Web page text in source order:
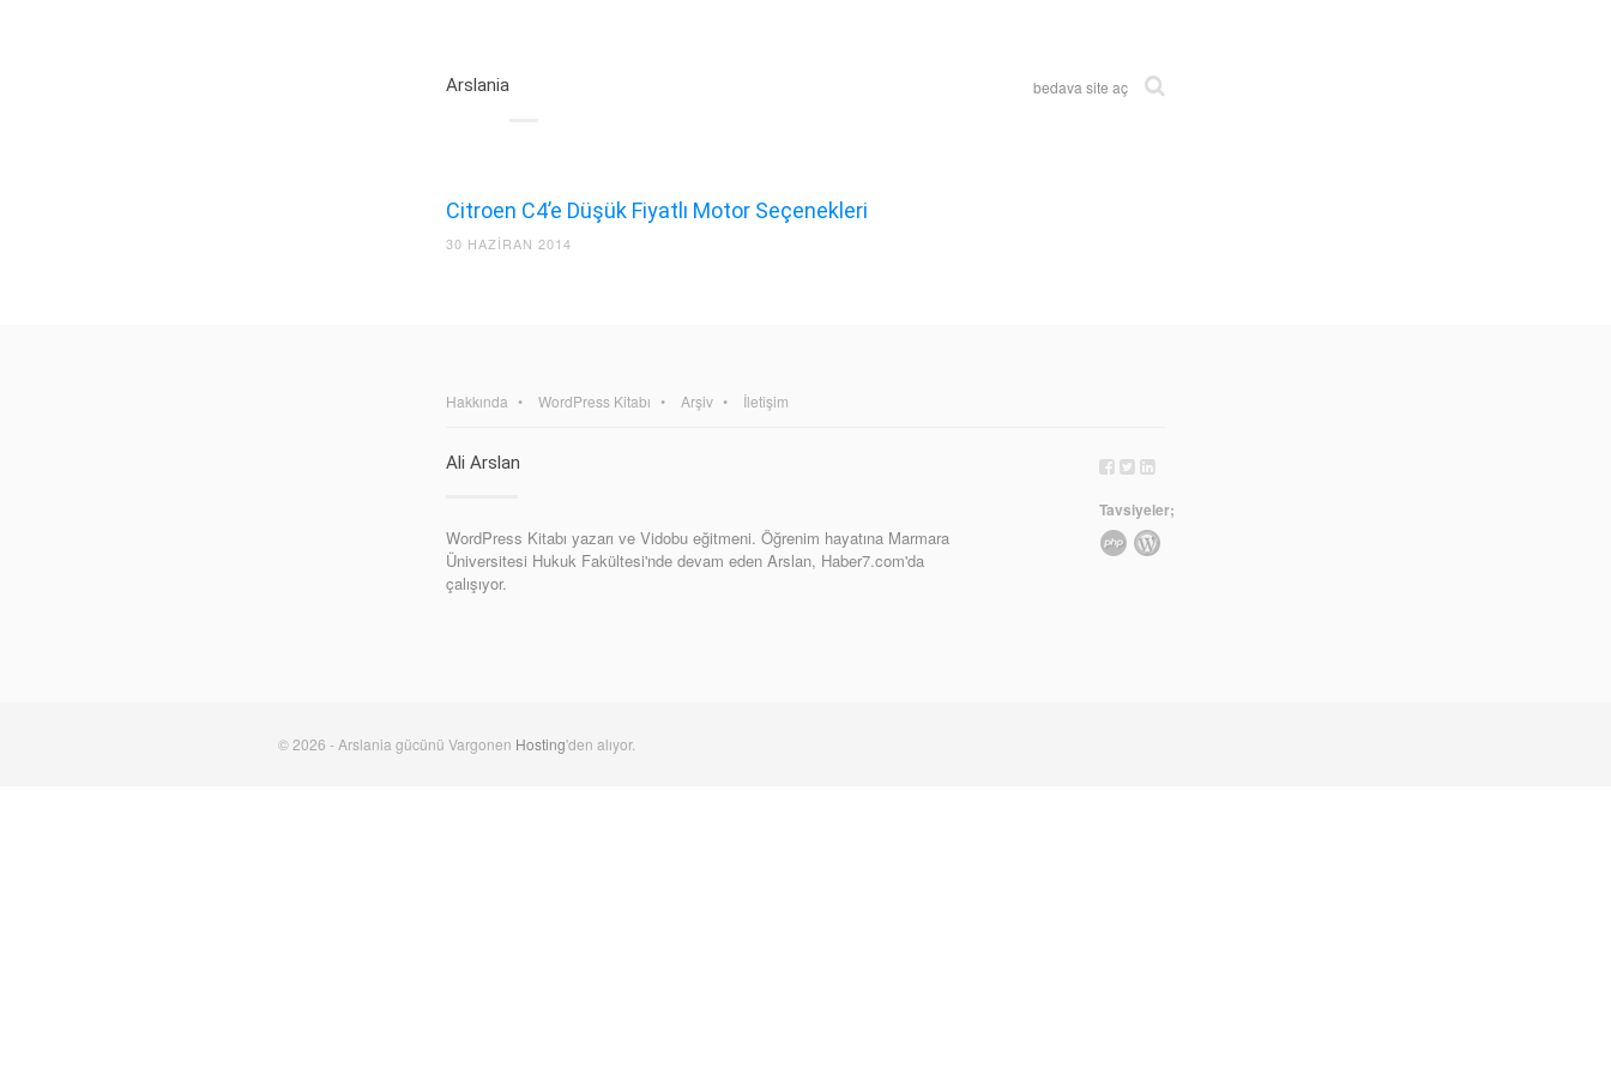
Arslania bedava site aç
Citroen C4’e Düşük Fiyatlı Motor Seçenekleri
30 HAZIRAN 2014
Hakkında WordPress Kitabı Arşiv İletişim
Ali Arslan
WordPress Kitabı yazarı ve Vidobu eğitmeni. Öğrenim hayatına Marmara
Üniversitesi Hukuk Fakültesi'nde devam eden Arslan, Haber7.com'da
çalışıyor.
Tavsiyeler;
© 2026 - Arslania gücünü Vargonen Hosting'den alıyor.